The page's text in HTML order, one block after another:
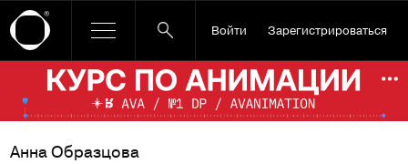
Войти Зарегистрироваться
Ссылка баннера
Анна Образцова